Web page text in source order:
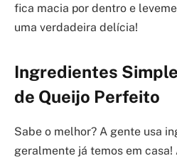
fica macia por dentro e
uma verdadeira delícia!
Ingredientes
de Queijo Perfeito
Sabe o melhor? A gente usa
geralmente já temos em casa!